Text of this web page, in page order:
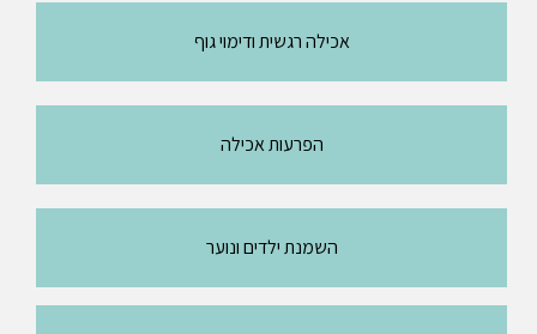
אכילה רגשית ודימוי גוף
הפרעות אכילה
השמנת ילדים ונוער